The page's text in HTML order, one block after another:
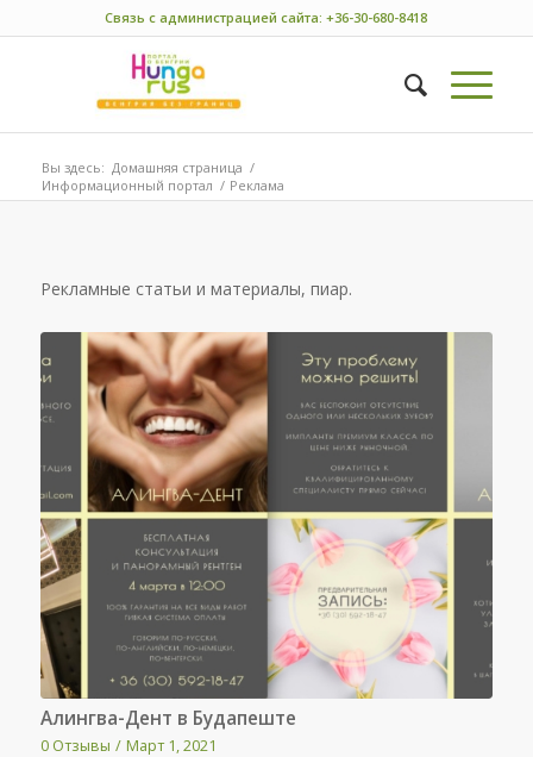
Связь с администрацией сайта: +36-30-680-8418
Вы здесь: Домашняя страница /
Информационный портал / Реклама
Рекламные статьи и материалы, пиар.
Алингва-Дент в Будапеште
0 Отзывы / Март 1, 2021